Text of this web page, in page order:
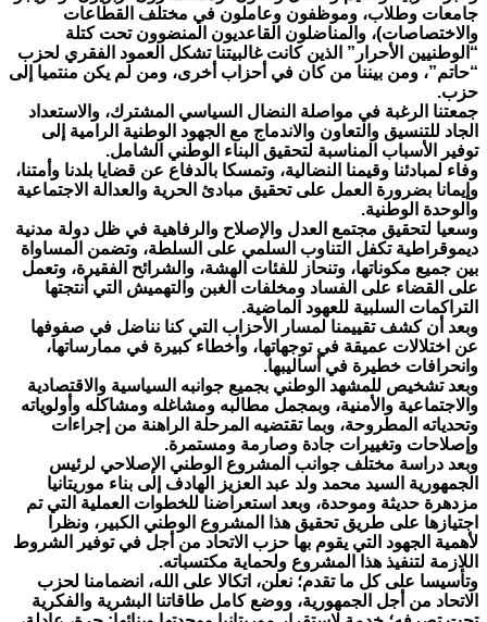
جامعات وطلاب، وموظفون وعاملون في مختلف القطاعات
والاختصاصات)، والمناضلون القاعديون المنضوون تحت كتلة
“الوطنيين الأحرار” الذين كانت غالبيتنا تشكل العمود الفقري لحزب
“حاتم”، ومن بيننا من كان في أحزاب أخرى، ومن لم يكن منتميا إلى
حزب.
جمعتنا الرغبة في مواصلة النضال السياسي المشترك، والاستعداد
الجاد للتنسيق والتعاون والاندماج مع الجهود الوطنية الرامية إلى
توفير الأسباب المناسبة لتحقيق البناء الوطني الشامل.
وفاء لمبادئنا وقيمنا النضالية، وتمسكا بالدفاع عن قضايا بلدنا وأمتنا،
وإيمانا بضرورة العمل على تحقيق مبادئ الحرية والعدالة الاجتماعية
والوحدة الوطنية.
وسعيا لتحقيق مجتمع العدل والإصلاح والرفاهية في ظل دولة مدنية
ديموقراطية تكفل التناوب السلمي على السلطة، وتضمن المساواة
بين جميع مكوناتها، وتنحاز للفئات الهشة، والشرائح الفقيرة، وتعمل
على القضاء على الفساد ومخلفات الغبن والتهميش التي أنتجتها
التراكمات السلبية للعهود الماضية.
وبعد أن كشف تقييمنا لمسار الأحزاب التي كنا نناضل في صفوفها
عن اختلالات عميقة في توجهاتها، وأخطاء كبيرة في ممارساتها،
وانحرافات خطيرة في أساليبها.
وبعد تشخيص للمشهد الوطني بجميع جوانبه السياسية والاقتصادية
والاجتماعية والأمنية، وبمجمل مطالبه ومشاغله ومشاكله وأولوياته
وتحدياته المطروحة، وبما تقتضيه المرحلة الراهنة من إجراءات
وإصلاحات وتغييرات جادة وصارمة ومستمرة.
وبعد دراسة مختلف جوانب المشروع الوطني الإصلاحي لرئيس
الجمهورية السيد محمد ولد عبد العزيز الهادف إلى بناء موريتانيا
مزدهرة حديثة وموحدة، وبعد استعراضنا للخطوات العملية التي تم
اجتيازها على طريق تحقيق هذا المشروع الوطني الكبير، ونظرا
لأهمية الجهود التي يقوم بها حزب الاتحاد من أجل في توفير الشروط
اللازمة لتنفيذ هذا المشروع ولحماية مكتسباته.
وتأسيسا على كل ما تقدم؛ نعلن، اتكالا على الله، انضمامنا لحزب
الاتحاد من أجل الجمهورية، ووضع كامل طاقاتنا البشرية والفكرية